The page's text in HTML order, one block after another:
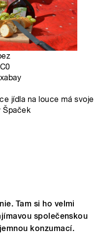
jídla na louce má svoje
Špaček
Tam si ho velmi
společenskou
konzumací.